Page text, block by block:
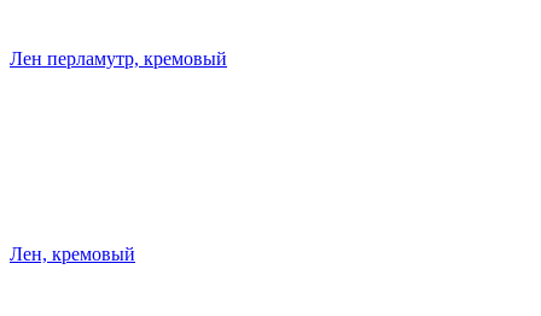
Лен перламутр, кремовый
Лен, кремовый